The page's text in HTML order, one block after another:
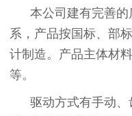
本公司建有完善的
系，产品按国标、部
计制造。产品主体材
等。
驱动方式有手动、